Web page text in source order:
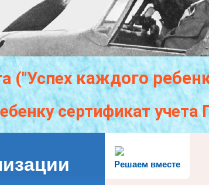
("Успехкаждого
сертификат
Решаем вместе